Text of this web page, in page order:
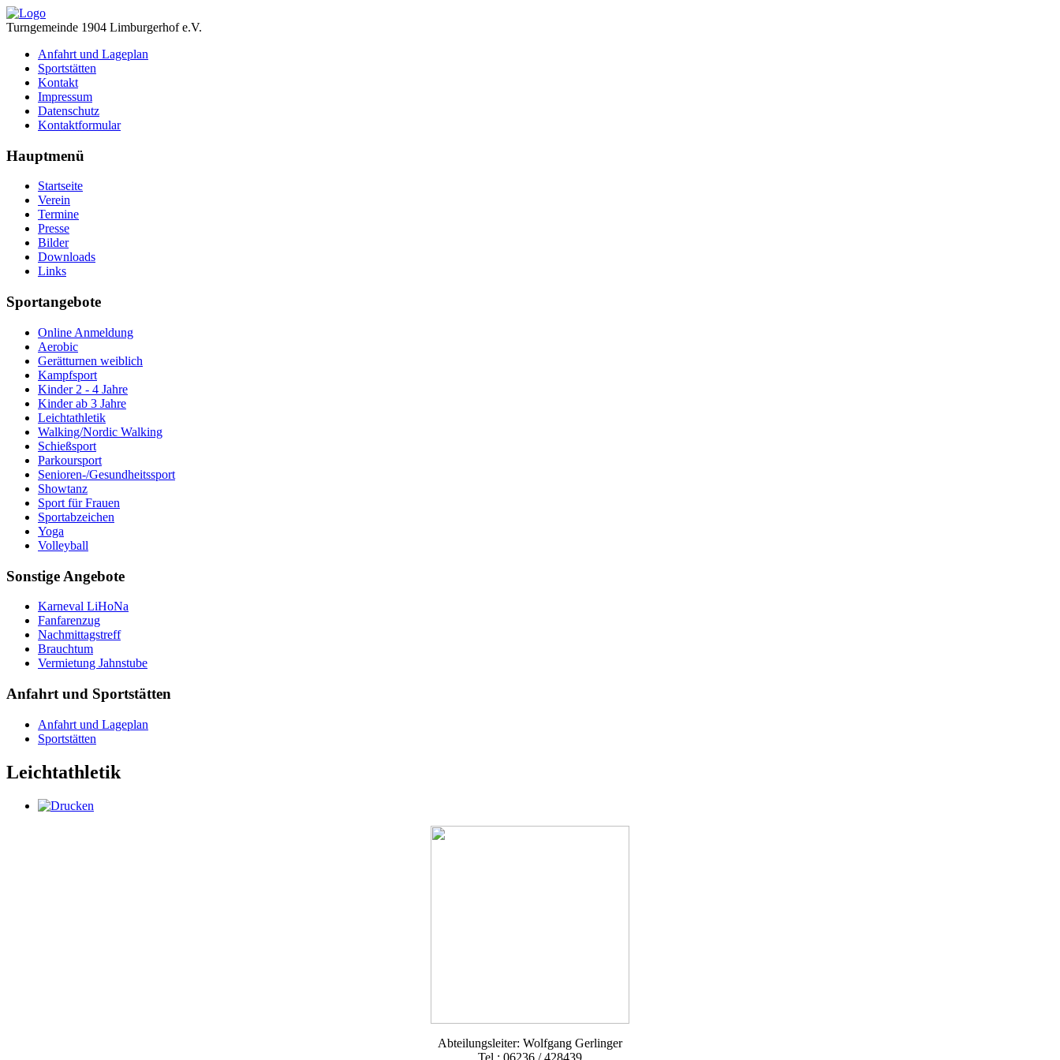
Turngemeinde 1904 Limburgerhof e.V.
Anfahrt und Lageplan
Sportstätten
Kontakt
Impressum
Datenschutz
Kontaktformular
Hauptmenü
Startseite
Verein
Termine
Presse
Bilder
Downloads
Links
Sportangebote
Online Anmeldung
Aerobic
Gerätturnen weiblich
Kampfsport
Kinder 2 - 4 Jahre
Kinder ab 3 Jahre
Leichtathletik
Walking/Nordic Walking
Schießsport
Parkoursport
Senioren-/Gesundheitssport
Showtanz
Sport für Frauen
Sportabzeichen
Yoga
Volleyball
Sonstige Angebote
Karneval LiHoNa
Fanfarenzug
Nachmittagstreff
Brauchtum
Vermietung Jahnstube
Anfahrt und Sportstätten
Anfahrt und Lageplan
Sportstätten
Leichtathletik
Abteilungsleiter: Wolfgang Gerlinger
Tel.: 06236 / 428439